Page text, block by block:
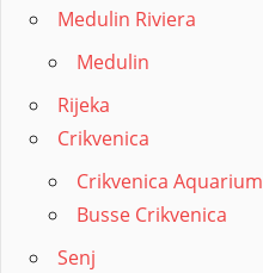
Medulin Riviera
Medulin
Rijeka
Crikvenica
Crikvenica Aquarium
Busse Crikvenica
Senj